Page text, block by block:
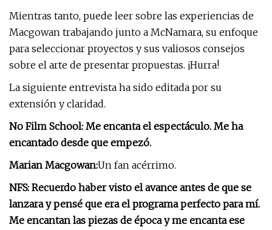
Mientras tanto, puede leer sobre las experiencias de
Macgowan trabajando junto a McNamara, su enfoque
para seleccionar proyectos y sus valiosos consejos
sobre el arte de presentar propuestas. ¡Hurra!
La siguiente entrevista ha sido editada por su
extensión y claridad.
No Film School: Me encanta el espectáculo. Me ha
encantado desde que empezó.
Marian Macgowan:Un fan acérrimo.
NFS: Recuerdo haber visto el avance antes de que se
lanzara y pensé que era el programa perfecto para mí.
Me encantan las piezas de época y me encanta ese